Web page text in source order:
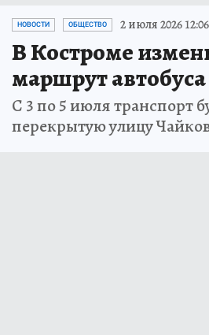
НОВОСТИ ОБЩЕСТВО 2 июля 2026 12:06
В Костроме
маршрут
С 3 по 5 июля транспорт
перекрытую улицу